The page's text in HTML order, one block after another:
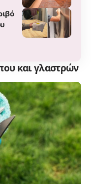
και γλαστρών